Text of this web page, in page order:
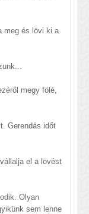
meg és lövi ki a
megy fölé,
Gerendás időt
el a lövést
Olyan
sem lenne